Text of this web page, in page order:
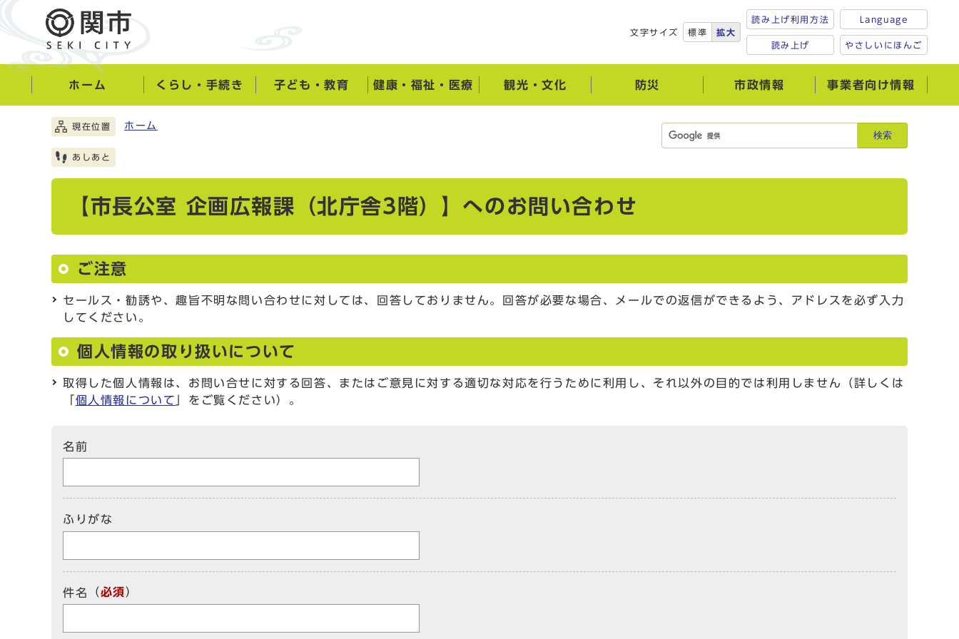
文字サイズ 標準 拡大
読み上げ利用方法
読み上げ
Language
やさしいにほんご
ホーム くらし・手続き 子ども・教育 健康・福祉・医療 観光・文化 防災 市政情報 事業者向け情報
検索
現在位置 ホーム
あしあと
【市長公室 企画広報課（北庁舎3階）】へのお問い合わせ
ご注意
セールス・勧誘や、趣旨不明な問い合わせに対しては、回答しておりません。回答が必要な場合、メールでの返信ができるよう、アドレスを必ず入力
してください。
個人情報の取り扱いについて
取得した個人情報は、お問い合せに対する回答、またはご意見に対する適切な対応を行うために利用し、それ以外の目的では利用しません（詳しくは
個人情報について 」をご覧ください）。
名前
ふりがな
件名 （必須）